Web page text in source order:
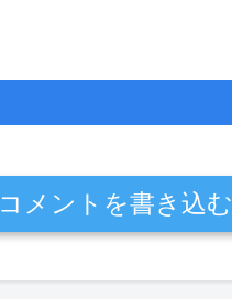
コメントを書き込む